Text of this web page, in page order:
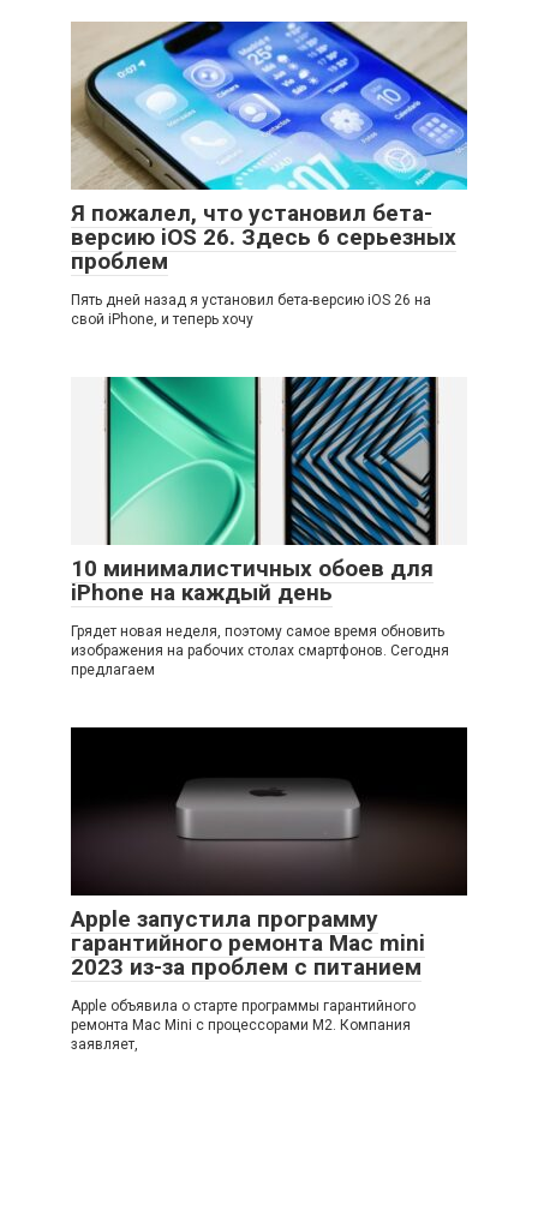
Я пожалел, что установил бета-
версию iOS 26. Здесь 6 серьезных
проблем
Пять дней назад я установил бета-версию iOS 26 на
свой iPhone, и теперь хочу
10 минималистичных обоев для
iPhone на каждый день
Грядет новая неделя, поэтому самое время обновить
изображения на рабочих столах смартфонов. Сегодня
предлагаем
Apple запустила программу
гарантийного ремонта Mac mini
2023 из-за проблем с питанием
Apple объявила о старте программы гарантийного
ремонта Mac Mini с процессорами M2. Компания
заявляет,